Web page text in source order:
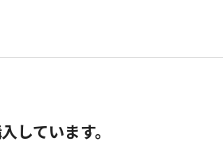
しています。